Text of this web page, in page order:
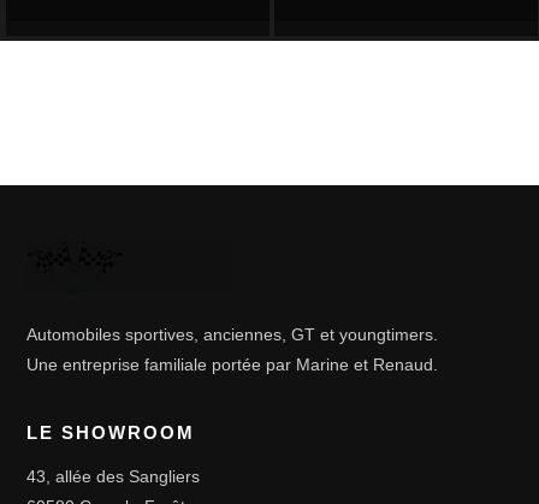
Automobiles sportives, anciennes, GT et youngtimers.
Une entreprise familiale portée par Marine et Renaud.
LE SHOWROOM
43, allée des Sangliers